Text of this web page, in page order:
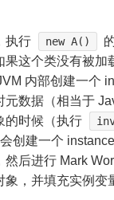
执行 new A()
果这个类没有被加
内部创建一个
元数据（相当于
的时候（执行
创建一个
然后进行 Mark
，并填充实例变